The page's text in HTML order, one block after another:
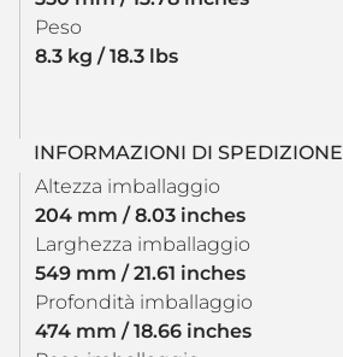
Peso
8.3 kg / 18.3 lbs
INFORMAZIONI DI SPEDIZIONE
Altezza imballaggio
204 mm / 8.03 inches
Larghezza imballaggio
549 mm / 21.61 inches
Profondità imballaggio
474 mm / 18.66 inches